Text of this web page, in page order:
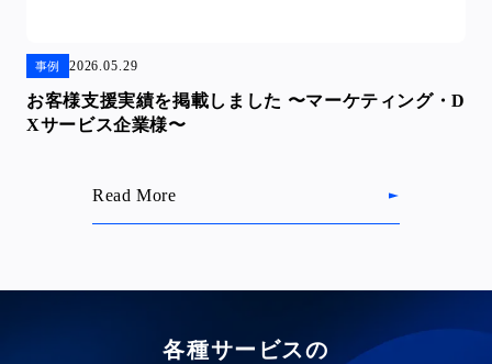
事例 2026.05.29
お客様支援実績を掲載しました 〜マーケティング・D
Xサービス企業様〜
Read More
各種サービスの